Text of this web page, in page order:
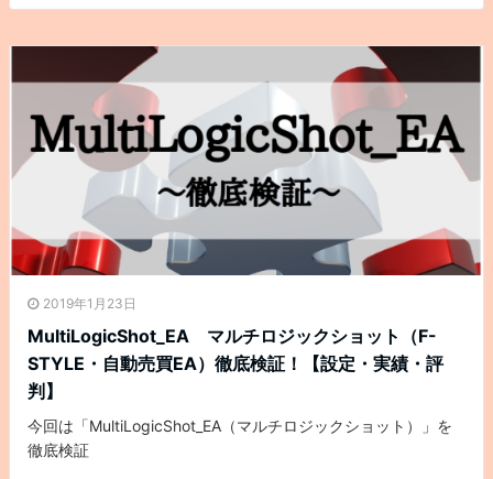
2019年1月23日
MultiLogicShot_EA マルチロジックショット（F-
STYLE・自動売買EA）徹底検証！【設定・実績・評
判】
今回は「MultiLogicShot_EA（マルチロジックショット）」を
徹底検証